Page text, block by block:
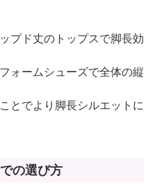
プド丈のトップスで脚長効
ォームシューズで全体の縦
とでより脚長シルエットに
の選び方